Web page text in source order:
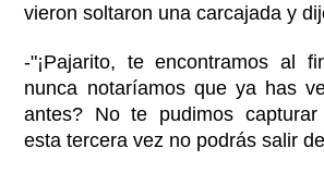
vieron soltaron una carcajada y
-"¡Pajarito, te encontramos al
nunca notaríamos que ya has
antes? No te pudimos capturar
esta tercera vez no podrás salir